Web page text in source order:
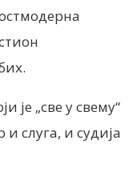
је „све у свему“
слуга, и судија